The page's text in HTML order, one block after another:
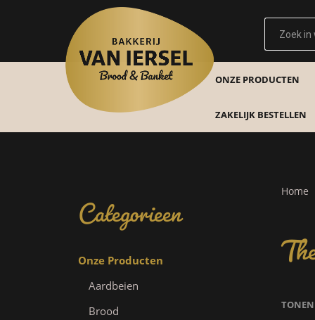
ONZE PRODUCTEN
ZAKELIJK BESTELLEN
Home
TONEN
Categorieen
Onze Producten
Aardbeien
Brood